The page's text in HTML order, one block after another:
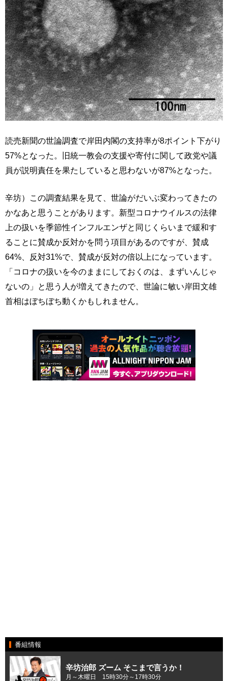
読売新聞の世論調査で岸田内閣の支持率が8ポイント下がり
57%となった。旧統一教会の支援や寄付に関して政党や議
員が説明責任を果たしていると思わないが87%となった。
辛坊）この調査結果を見て、世論がだいぶ変わってきたの
かなあと思うことがあります。新型コロナウイルスの法律
上の扱いを季節性インフルエンザと同じくらいまで緩和す
ることに賛成か反対かを問う項目があるのですが、賛成
64%、反対31%で、賛成が反対の倍以上になっています。
「コロナの扱いを今のままにしておくのは、まずいんじゃ
ないの」と思う人が増えてきたので、世論に敏い岸田文雄
首相はぼちぼち動くかもしれません。
番組情報
辛坊治郎 ズーム そこまで言うか！
月～木曜日 15時30分～17時30分